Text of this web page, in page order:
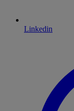
Linkedin